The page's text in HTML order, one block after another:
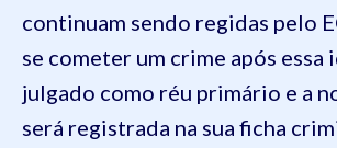
continuam sendo regidas pelo
se cometer um crime após essa
julgado como réu primário e a
será registrada na sua ficha